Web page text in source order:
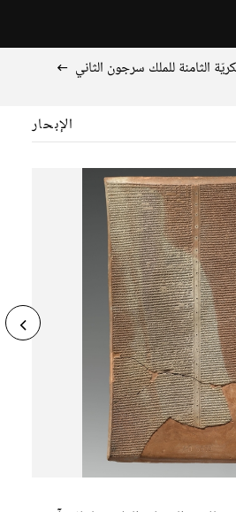
الثامنة للملك سرجون الثاني
الإبحار
الآشوريين